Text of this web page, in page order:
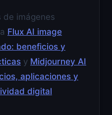
de imágenes
Flux AI image
beneficios y
y Midjourney AI
aplicaciones y
digital